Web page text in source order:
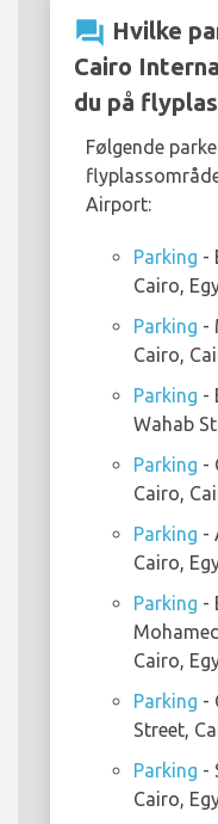
question_answer Hvilke
Cairo
du på
Følgende
Airport:
Parking -
Cairo,
Parking -
Cairo,
Parking -
Wahab
Parking -
Cairo,
Parking -
Cairo,
Parking -
Cairo,
Parking -
Street,
Parking -
Cairo,